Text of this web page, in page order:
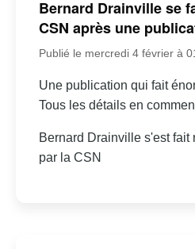
Bernard Drainville se
CSN après une
Publié le mercredi 4 février à
Une publication qui fait
Tous les détails en
Bernard Drainville s'est fait
par la CSN